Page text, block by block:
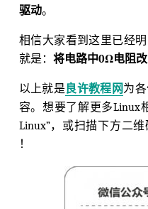
驱动。
相信大家看到这里已经
就是： 将电路中0Ω电阻改
以上就是良许教程网为
容。想要了解更多Linux
Linux”，或扫描下方二
！